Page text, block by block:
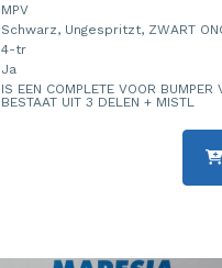
MPV
Schwarz, Ungespritzt, ZWART
4-tr
Ja
IS EEN COMPLETE VOOR BUMPER
BESTAAT UIT 3 DELEN + MISTL